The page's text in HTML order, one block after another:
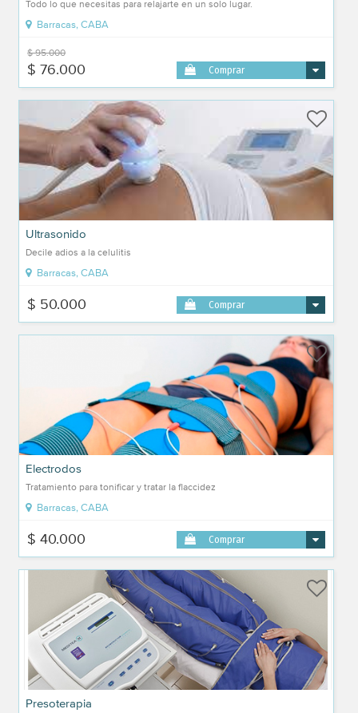
Todo lo que necesitas para relajarte en un solo lugar.
Barracas, CABA
$ 95.000
$ 76.000 Comprar
Ultrasonido
Decile adios a la celulitis
Barracas, CABA
$ 50.000 Comprar
Electrodos
Tratamiento para tonificar y tratar la flaccidez
Barracas, CABA
$ 40.000 Comprar
Presoterapia